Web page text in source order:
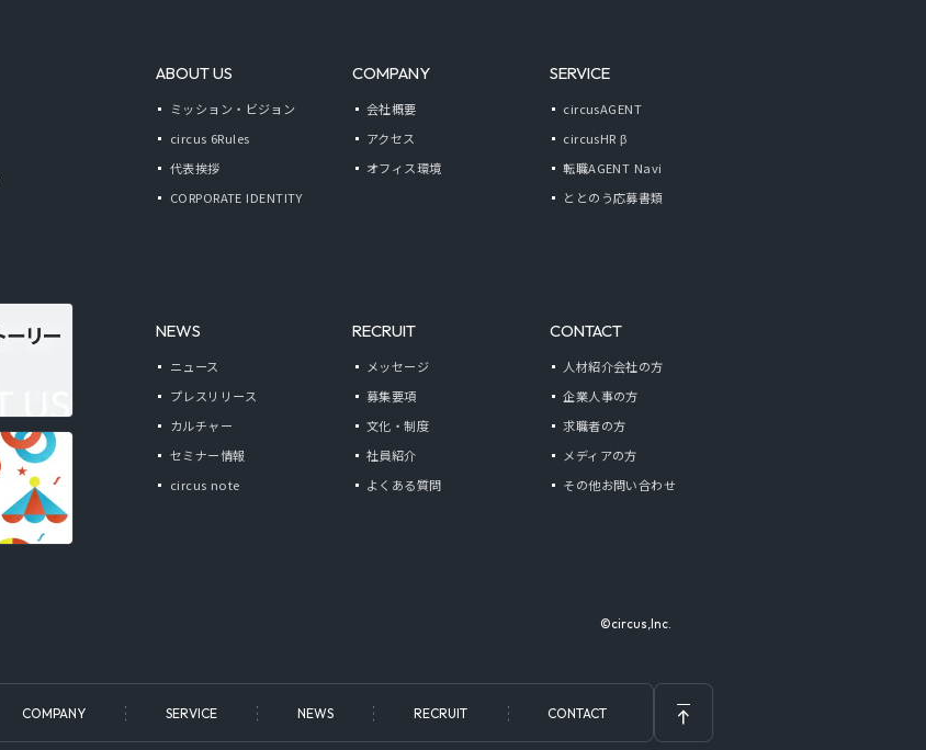
COMPANY SERVICE NEWS RECRUIT CONTACT
ABOUT US
ミッション・ビジョン
circus 6Rules
代表挨拶
CORPORATE IDENTITY
COMPANY
会社概要
アクセス
オフィス環境
SERVICE
circusAGENT
circusHR β
転職AGENT Navi
ととのう応募書類
NEWS
ニュース
プレスリリース
カルチャー
セミナー情報
circus note
RECRUIT
メッセージ
募集要項
文化・制度
社員紹介
よくある質問
CONTACT
人材紹介会社の方
企業人事の方
求職者の方
メディアの方
その他お問い合わせ
©circus,Inc.